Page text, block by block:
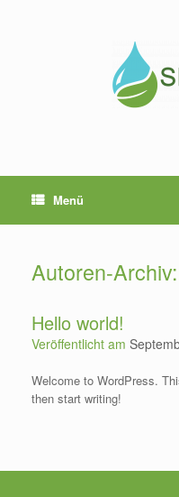
Menü
Autoren-Archiv:
Hello world!
Veröffentlicht am
Welcome to WordPress.
then start writing!